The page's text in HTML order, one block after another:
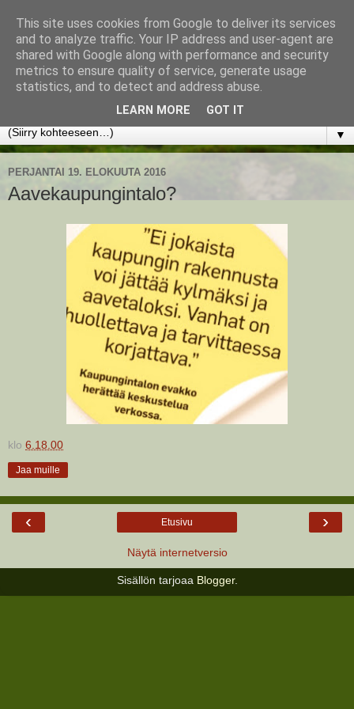
www.jyrkikokko.fi
Uusi Suunta - Jokainen hetki tarjoaa tilaisuuden muuttaa
▼
PERJANTAI 19. ELOKUUTA 2016
Aavekaupungintalo?
klo 6.18.00
Jaa muille
‹ ›
Etusivu
Näytä internetversio
Sisällön tarjoaa Blogger.
This site uses cookies from Google to deliver its services
and to analyze traffic. Your IP address and user-agent are
shared with Google along with performance and security
metrics to ensure quality of service, generate usage
statistics, and to detect and address abuse.
LEARN MORE GOT IT